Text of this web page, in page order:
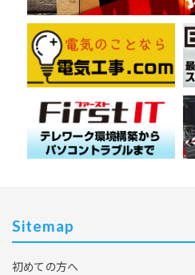
Sitemap
初めての方へ